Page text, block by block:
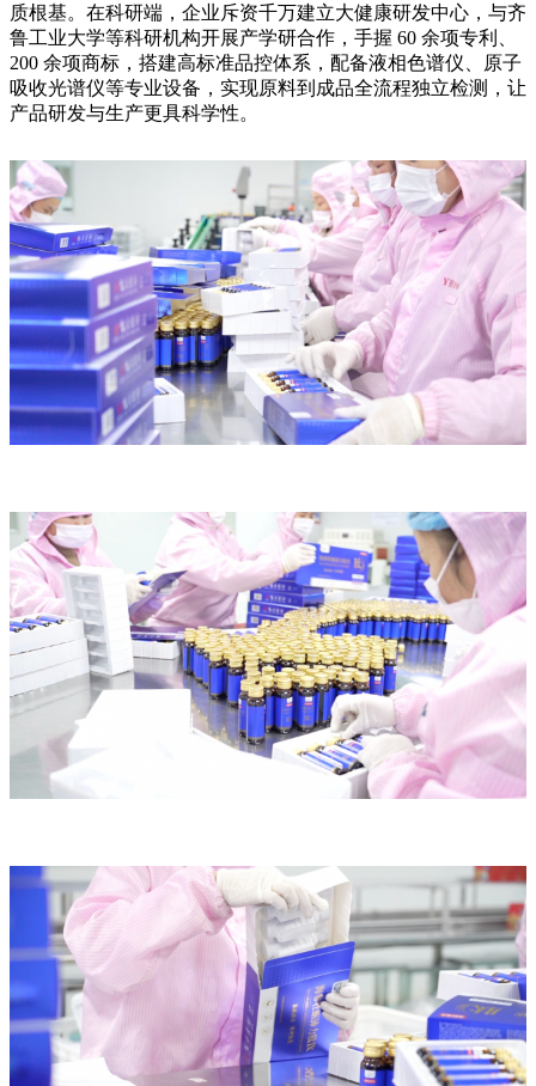
质根基。在科研端，企业斥资千万建立大健康研发中心，与齐
鲁工业大学等科研机构开展产学研合作，手握 60 余项专利、
200 余项商标，搭建高标准品控体系，配备液相色谱仪、原子
吸收光谱仪等专业设备，实现原料到成品全流程独立检测，让
产品研发与生产更具科学性。